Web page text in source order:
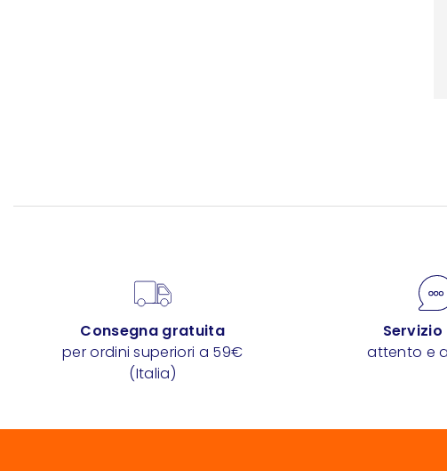
Consegna gratuita
per ordini superiori a 59€
(Italia)
attento e